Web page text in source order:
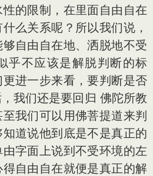
的限制，在里面自由自在
么关系呢？所以我们说，
自由自在地、洒脱地不受
乎不应该是解脱判断的标
进一步来看，要判断是否
我们还是要回归 佛陀所教
我们可以用佛菩提道来判
道说他到底是不是真正的
字面上说到不受环境的左
自由自在就便是真正的解